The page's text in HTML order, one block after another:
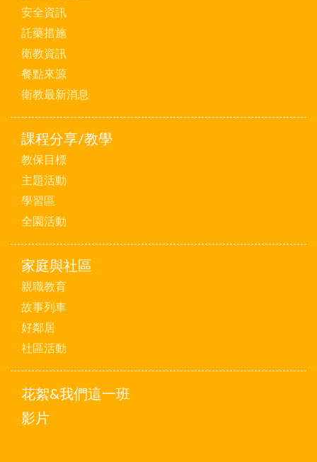
安全資訊
託藥措施
衛教資訊
餐點來源
衛教最新消息
課程分享/教學
教保目標
主題活動
學習區
全園活動
家庭與社區
親職教育
故事列車
好鄰居
社區活動
花絮&我們這一班
影片